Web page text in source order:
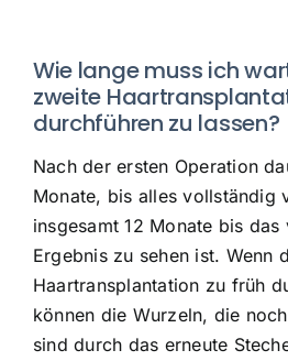
Wie lange muss ich
zweite
durchführen zu lassen?
Nach der ersten Operation
Monate, bis alles vollständig
insgesamt 12 Monate bis
Ergebnis zu sehen ist. Wenn
Haartransplantation zu früh
können die Wurzeln, die
sind durch das erneute